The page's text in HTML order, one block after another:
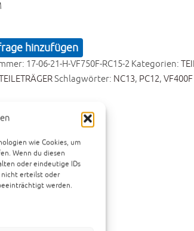
wie Cookies, um
Wenn du diesen
oder eindeutige IDs
nicht erteilst oder
werden.
hinzufügen
17-06-21-H-VF750F-RC15-2 Kategorien:
Schlagwörter: NC13, PC12, VF400F